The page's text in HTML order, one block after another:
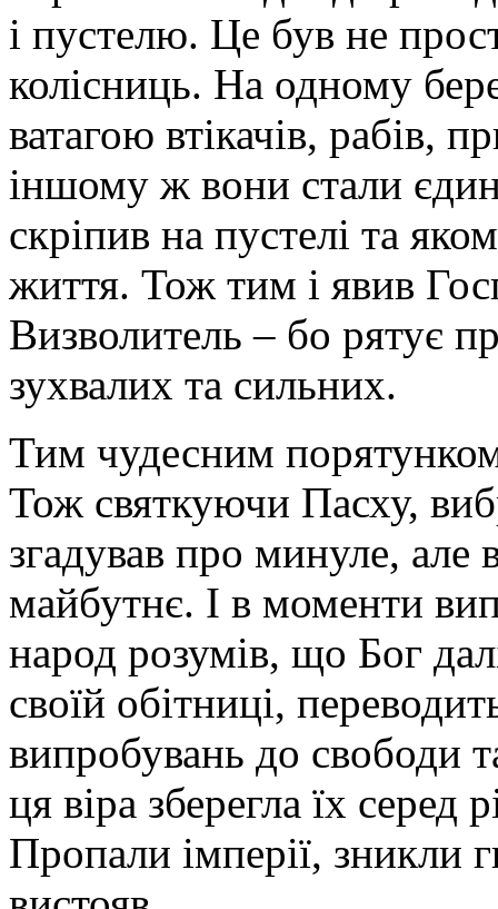
і пустелю. Це був не
колісниць. На одному
ватагою втікачів, рабів,
іншому ж вони стали
скріпив на пустелі та
життя. Тож тим і явив
Визволитель – бо рятує
зухвалих та сильних.
Тим чудесним
Тож святкуючи Пасху,
згадував про минуле, але
майбутнє. І в моменти
народ розумів, що Бог
своїй обітниці,
випробувань до свободи
ця віра зберегла їх серед
Пропали імперії, зникли